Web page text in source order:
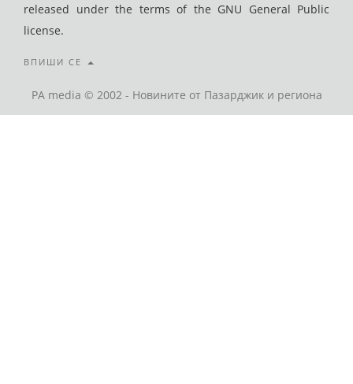
released under the terms of the GNU General Public
license.
ВПИШИ СЕ
PA media © 2002 - Новините от Пазарджик и региона